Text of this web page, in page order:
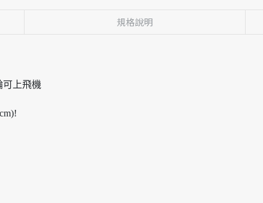
規格說明
上飛機